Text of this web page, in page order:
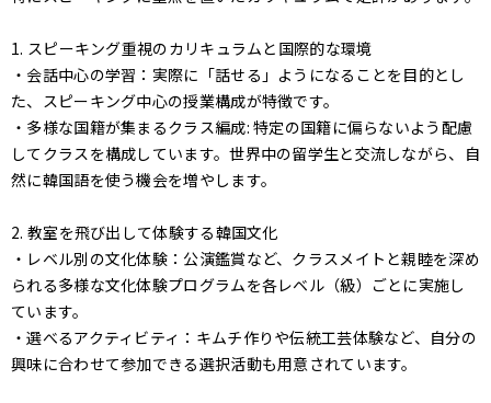
1. スピーキング重視のカリキュラムと国際的な環境
・会話中心の学習：実際に「話せる」ようになることを目的とし
た、スピーキング中心の授業構成が特徴です。
・多様な国籍が集まるクラス編成: 特定の国籍に偏らないよう配慮
してクラスを構成しています。世界中の留学生と交流しながら、自
然に韓国語を使う機会を増やします。
2. 教室を飛び出して体験する韓国文化
・レベル別の文化体験：公演鑑賞など、クラスメイトと親睦を深め
られる多様な文化体験プログラムを各レベル（級）ごとに実施し
ています。
・選べるアクティビティ：キムチ作りや伝統工芸体験など、自分の
興味に合わせて参加できる選択活動も用意されています。